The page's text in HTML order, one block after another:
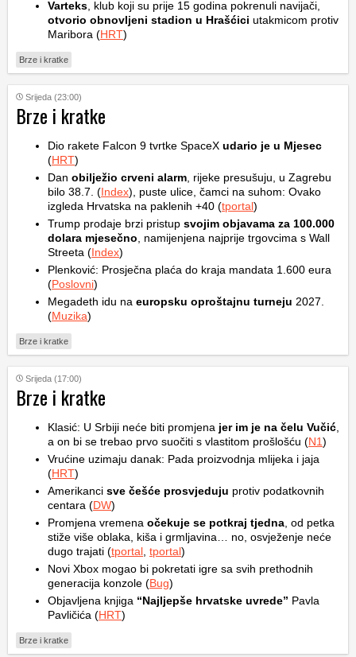
Varteks , klub koji su prije 15 godina pokrenuli navijači,
otvorio obnovljeni stadion u Hrašćici utakmicom protiv
Maribora (HRT)
Brze i kratke
Srijeda (23:00)
Brze i kratke
Dio rakete Falcon 9 tvrtke SpaceX udario je u Mjesec
(HRT)
Dan obilježio crveni alarm , rijeke presušuju, u Zagrebu
bilo 38.7. (Index), puste ulice, čamci na suhom: Ovako
izgleda Hrvatska na paklenih +40 (tportal)
Trump prodaje brzi pristup svojim objavama za 100.000
dolara mjesečno , namijenjena najprije trgovcima s Wall
Streeta (Index)
Plenković: Prosječna plaća do kraja mandata 1.600 eura
(Poslovni)
Megadeth idu na europsku oproštajnu turneju 2027.
(Muzika)
Brze i kratke
Srijeda (17:00)
Brze i kratke
Klasić: U Srbiji neće biti promjena jer im je na čelu Vučić
a on bi se trebao prvo suočiti s vlastitom prošlošću (N1)
Vrućine uzimaju danak: Pada proizvodnja mlijeka i jaja
(HRT)
Amerikanci sve češće prosvjeduju protiv podatkovnih
centara (DW)
Promjena vremena očekuje se potkraj tjedna , od petka
stiže više oblaka, kiša i grmljavina… no, osvježenje neće
dugo trajati (tportal tportal)
Novi Xbox mogao bi pokretati igre sa svih prethodnih
generacija konzole (Bug)
Objavljena knjiga “Najljepše hrvatske uvrede” Pavla
Pavličića (HRT)
Brze i kratke